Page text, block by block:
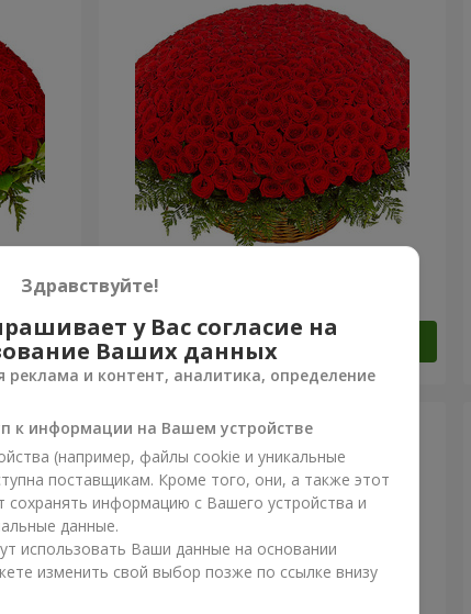
501 красная роза
51 998 грн
Здравствуйте!
у Вас согласие на
Ваших данных
реклама и контент, аналитика, определение
к информации на Вашем устройстве
(например, файлы cookie и уникальные
поставщикам. Кроме того, они, а также этот
сохранять информацию с Вашего устройства и
данные.
использовать Ваши данные на основании
изменить свой выбор позже по ссылке внизу